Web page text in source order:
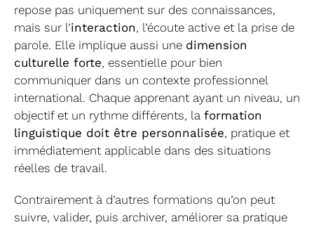
repose pas uniquement sur des connaissances,
mais sur l’interaction, l’écoute active et la prise de
parole. Elle implique aussi une dimension
culturelle forte, essentielle pour bien
communiquer dans un contexte professionnel
international. Chaque apprenant ayant un niveau, un
objectif et un rythme différents, la formation
linguistique doit être personnalisée, pratique et
immédiatement applicable dans des situations
réelles de travail.
Contrairement à d’autres formations qu’on peut
suivre, valider, puis archiver, améliorer sa pratique